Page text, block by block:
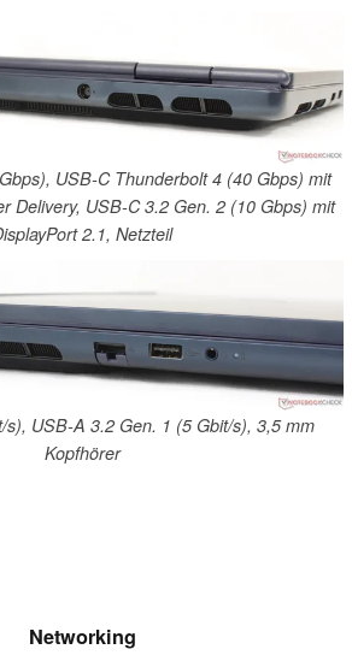
USB-C Thunderbolt 4 (40 Gbps) mit
Delivery, USB-C 3.2 Gen. 2 (10 Gbps) mit
2.1, Netzteil
s), USB-A 3.2 Gen. 1 (5 Gbit/s), 3,5 mm
Kopfhörer
Networking